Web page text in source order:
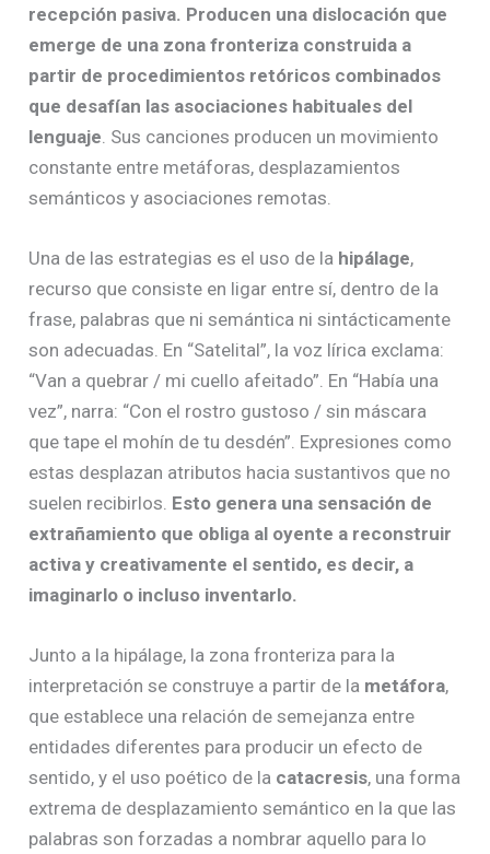
recepción pasiva. Producen una dislocación que
emerge de una zona fronteriza construida a
partir de procedimientos retóricos combinados
que desafían las asociaciones habituales del
lenguaje . Sus canciones producen un movimiento
constante entre metáforas, desplazamientos
semánticos y asociaciones remotas.
Una de las estrategias es el uso de la hipálage,
recurso que consiste en ligar entre sí, dentro de la
frase, palabras que ni semántica ni sintácticamente
son adecuadas. En “Satelital”, la voz lírica exclama:
“Van a quebrar / mi cuello afeitado”. En “Había una
vez”, narra: “Con el rostro gustoso / sin máscara
que tape el mohín de tu desdén”. Expresiones como
estas desplazan atributos hacia sustantivos que no
suelen recibirlos. Esto genera una sensación de
extrañamiento que obliga al oyente a reconstruir
activa y creativamente el sentido, es decir, a
imaginarlo o incluso inventarlo.
Junto a la hipálage, la zona fronteriza para la
interpretación se construye a partir de la metáfora,
que establece una relación de semejanza entre
entidades diferentes para producir un efecto de
sentido, y el uso poético de la catacresis, una forma
extrema de desplazamiento semántico en la que las
palabras son forzadas a nombrar aquello para lo